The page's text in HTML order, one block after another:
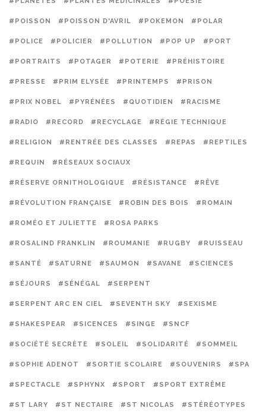
#POISSON #POISSON D'AVRIL #POKEMON #POLAR
#POLICE #POLICIER #POLLUTION #POP UP #PORT
#PORTRAITS #POTAGER #POTERIE #PRÉHISTOIRE
#PRESSE #PRIM ELYSÉE #PRINTEMPS #PRISON
#PRIX NOBEL #PYRÉNÉES #QUOTIDIEN #RACISME
#RADIO #RECORD #RECYCLAGE #RÉGIE TECHNIQUE
#RELIGION #RENTRÉE DES CLASSES #REPAS #REPTILES
#REQUIN #RÉSEAUX SOCIAUX
#RÉSERVE ORNITHOLOGIQUE #RÉSISTANCE #RÊVE
#RÉVOLUTION FRANÇAISE #ROBIN DES BOIS #ROMAIN
#ROMÉO ET JULIETTE #ROSA PARKS
#ROSALIND FRANKLIN #ROUMANIE #RUGBY #RUISSEAU
#SANTÉ #SATURNE #SAUMON #SAVANE #SCIENCES
#SÉJOURS #SÉNÉGAL #SERPENT
#SERPENT ARC EN CIEL #SEVENTH SKY #SEXISME
#SHAKESPEAR #SICENCES #SINGE #SNCF
#SOCIÉTÉ SECRÈTE #SOLEIL #SOLIDARITÉ #SOMMEIL
#SOPHIE ADENOT #SORTIE SCOLAIRE #SOUVENIRS #SPA
#SPECTACLE #SPHYNX #SPORT #SPORT EXTRÊME
#ST LARY #ST NECTAIRE #ST NICOLAS #STÉRÉOTYPES